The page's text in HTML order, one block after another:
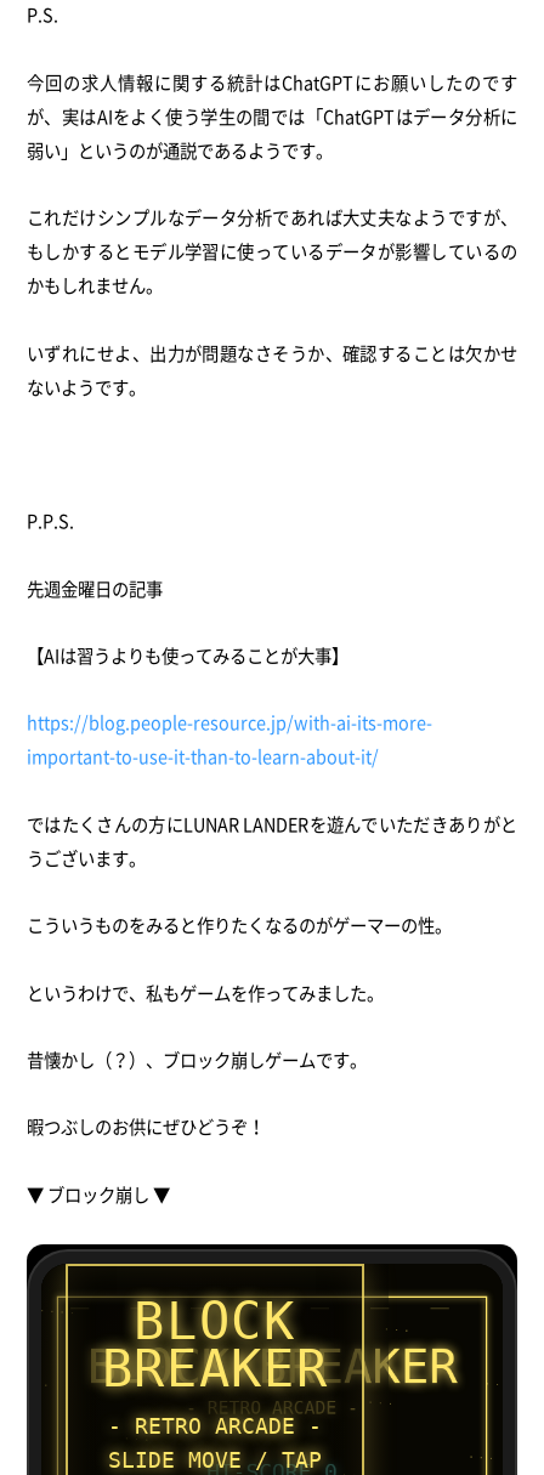
P.S.
今回の求人情報に関する統計はChatGPTにお願いしたのです
が、実はAIをよく使う学生の間では「ChatGPTはデータ分析に
弱い」というのが通説であるようです。
これだけシンプルなデータ分析であれば大丈夫なようですが、
もしかするとモデル学習に使っているデータが影響しているの
かもしれません。
いずれにせよ、出力が問題なさそうか、確認することは欠かせ
ないようです。
P.P.S.
先週金曜日の記事
【AIは習うよりも使ってみることが大事】
https://blog.people-resource.jp/with-ai-its-more-
important-to-use-it-than-to-learn-about-it/
ではたくさんの方にLUNAR LANDERを遊んでいただきありがと
うございます。
こういうものをみると作りたくなるのがゲーマーの性。
というわけで、私もゲームを作ってみました。
昔懐かし（？）、ブロック崩しゲームです。
暇つぶしのお供にぜひどうぞ！
▼ ブロック崩し ▼